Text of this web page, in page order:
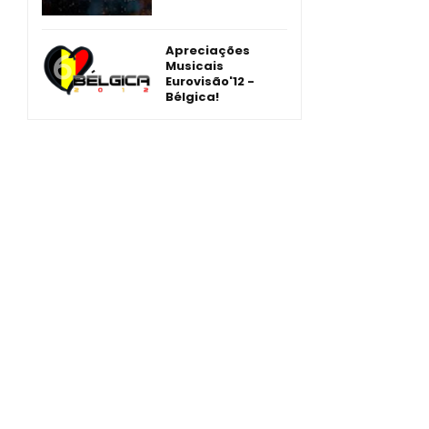
Apreciações
Musicais
Eurovisão'12 -
Bélgica!